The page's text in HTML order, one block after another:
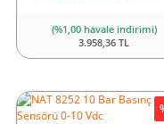
(%1,00 havale indirimi)
3.958,36 TL